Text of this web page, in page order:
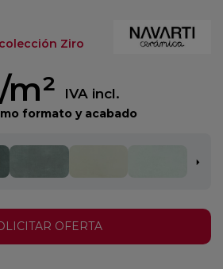
Ziro
/m² IVA incl.
formato y acabado
OFERTA